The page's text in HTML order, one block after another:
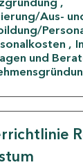
Aus-
und